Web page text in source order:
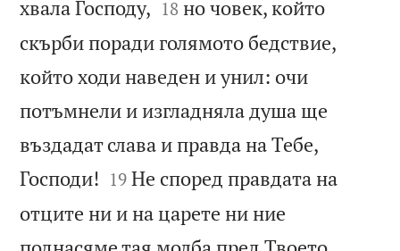
хвала Господу, 

18 но човек, който
скърби поради голямото бедствие,
който ходи наведен и унил: очи
потъмнели и изгладняла душа ще
въздадат слава и правда на Тебе,
Господи! 

19 Не според правдата на
отците ни и на царете ни ние